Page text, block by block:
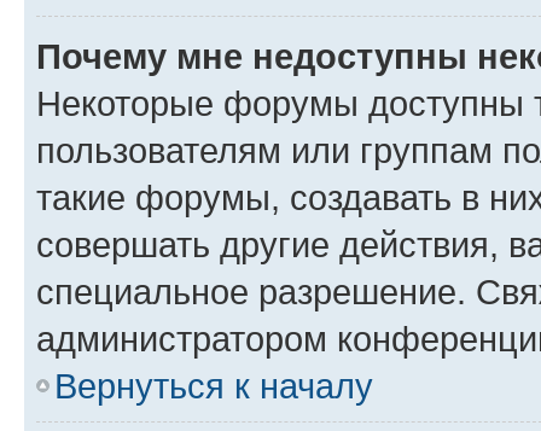
Почему мне недоступны
Некоторые форумы доступны
пользователям или группам
такие форумы, создавать в
совершать другие действия,
специальное разрешение.
администратором
Вернуться к началу